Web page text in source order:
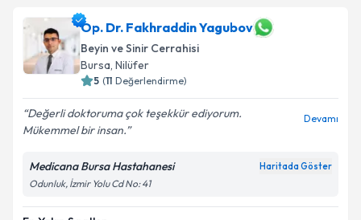
E-posta Adresiniz
Kişisel verilerimin işlenmesine ilişkinAydınlatma
Metni'ni okudum ve kişisel verilerimin belirtilen
kapsamda işlenmesini kabul ediyorum.
Takvim Talebini Gönder
Op. Dr. Fakhraddin Yagubov
Beyin ve Sinir Cerrahisi
Bursa, Nilüfer
5 (11 Değerlendirme)
Değerli doktoruma çok teşekkür ediyorum.
Mükemmel bir insan.
Devamı
Medicana Bursa Hastahanesi Haritada Göster
Odunluk, İzmir Yolu Cd No: 41